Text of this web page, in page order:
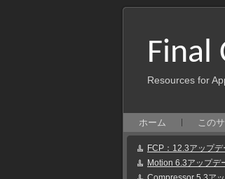
Final
Resources for
ホーム この
FCP：12.3アップデ
Motion 6.3アップデ